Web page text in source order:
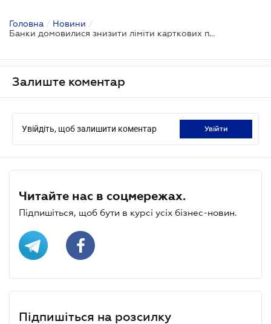
Головна / Новини /
Банки домовилися знизити ліміти карткових переказів
Залиште коментар
Увійдіть, щоб залишити коментар увійти
Читайте нас в соцмережах.
Підпишіться, щоб бути в курсі усіх бізнес-новин.
Підпишіться на розсилку